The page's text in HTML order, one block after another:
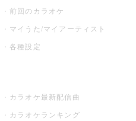
前回のカラオケ
マイうた/マイアーティスト
各種設定
カラオケ最新配信曲
カラオケランキング